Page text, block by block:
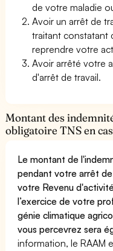
de votre maladie
Avoir un arrêt de
traitant constatant
reprendre votre
Avoir arrêté votre
d'arrêt de travail.
Montant des
obligatoire TNS en
Le montant de
pendant votre arrêt
votre Revenu
l’exercice de votre
génie climatique
vous percevrez sera
information, le RAAM